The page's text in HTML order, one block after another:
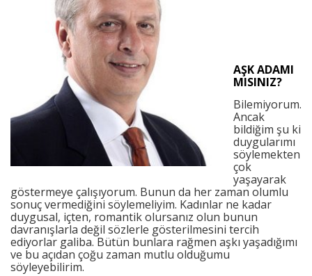
AŞK ADAMI
MISINIZ?
Bilemiyorum.
Ancak
bildiğim şu ki
duygularımı
söylemekten
çok
yaşayarak
göstermeye çalışıyorum. Bunun da her zaman olumlu
sonuç vermediğini söylemeliyim. Kadınlar ne kadar
duygusal, içten, romantik olursanız olun bunun
davranışlarla değil sözlerle gösterilmesini tercih
ediyorlar galiba. Bütün bunlara rağmen aşkı yaşadığımı
ve bu açıdan çoğu zaman mutlu olduğumu
söyleyebilirim.